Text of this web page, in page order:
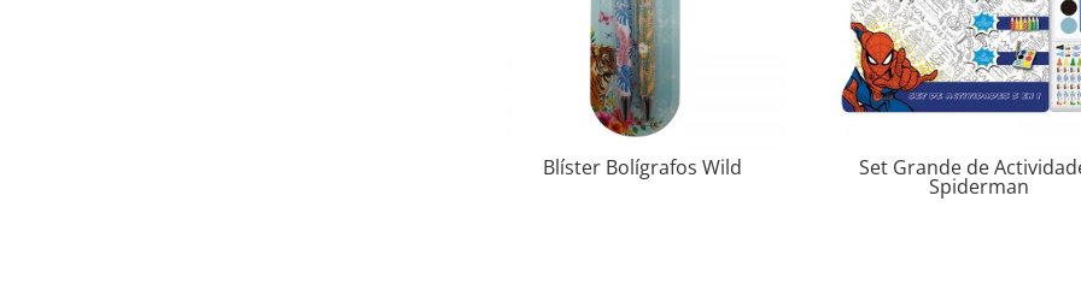
Blíster Bolígrafos Wild Set Grande de
Spiderman